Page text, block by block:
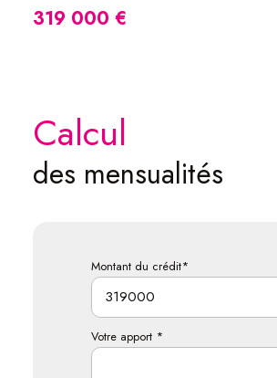
319 000 €
calcul
des mensualités
Montant du crédit*
Votre apport *